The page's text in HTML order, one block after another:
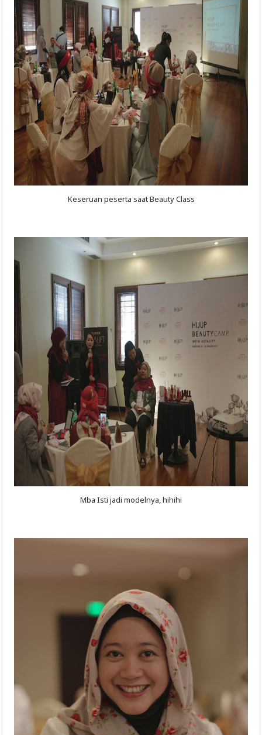
Keseruan peserta saat Beauty Class
Mba Isti jadi modelnya, hihihi